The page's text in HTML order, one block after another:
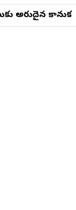
అరుదైన కానుక